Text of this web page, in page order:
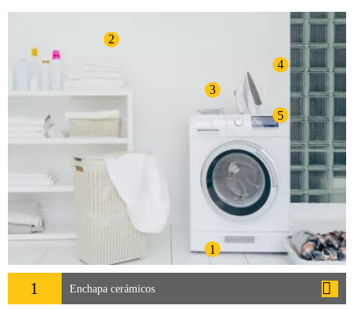
1
2
3
4
5
1 Enchapa cerámicos